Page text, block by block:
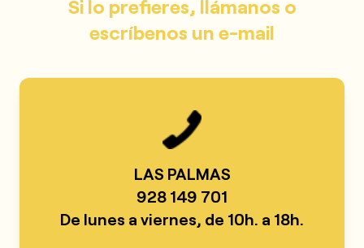
Si lo prefieres, llámanos o
escríbenos un e-mail
LAS PALMAS
928 149 701
De lunes a viernes, de 10h. a 18h.